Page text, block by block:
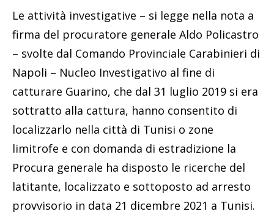
Le attività investigative – si legge nella nota a
firma del procuratore generale Aldo Policastro
– svolte dal Comando Provinciale Carabinieri di
Napoli – Nucleo Investigativo al fine di
catturare Guarino, che dal 31 luglio 2019 si era
sottratto alla cattura, hanno consentito di
localizzarlo nella città di Tunisi o zone
limitrofe e con domanda di estradizione la
Procura generale ha disposto le ricerche del
latitante, localizzato e sottoposto ad arresto
provvisorio in data 21 dicembre 2021 a Tunisi.